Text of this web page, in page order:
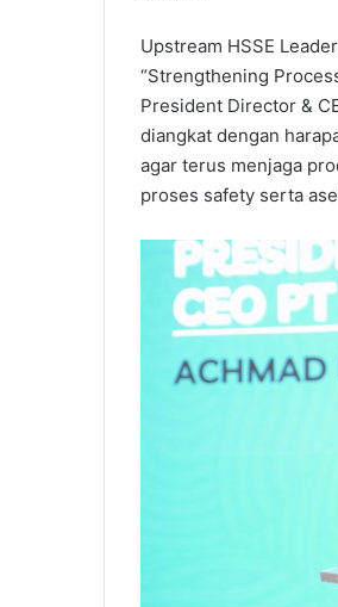
Upstream HSSE
“Strengthening
President Director &
diangkat dengan
agar terus menjaga
proses safety serta